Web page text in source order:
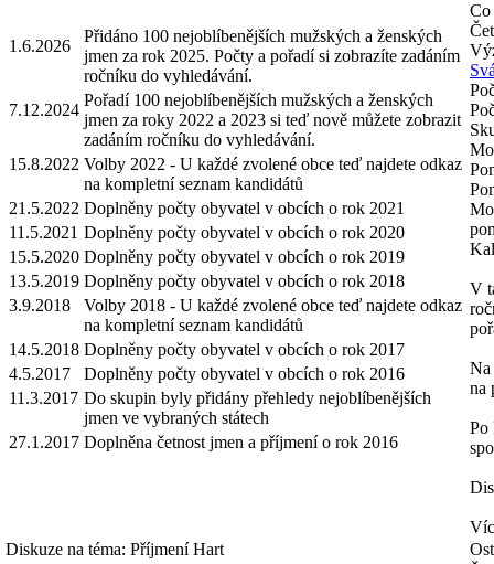
1.6.2026
Přidáno 100 nejoblíbenějších mužských a ženských
jmen za rok 2025. Počty a pořadí si zobrazíte zadáním
ročníku do vyhledávání.
7.12.2024
Pořadí 100 nejoblíbenějších mužských a ženských
jmen za roky 2022 a 2023 si teď nově můžete zobrazit
zadáním ročníku do vyhledávání.
15.8.2022 Volby 2022 - U každé zvolené obce teď najdete odkaz
na kompletní seznam kandidátů
21.5.2022 Doplněny počty obyvatel v obcích o rok 2021
11.5.2021 Doplněny počty obyvatel v obcích o rok 2020
15.5.2020 Doplněny počty obyvatel v obcích o rok 2019
13.5.2019 Doplněny počty obyvatel v obcích o rok 2018
3.9.2018
Volby 2018 - U každé zvolené obce teď najdete odkaz
na kompletní seznam kandidátů
14.5.2018 Doplněny počty obyvatel v obcích o rok 2017
4.5.2017
Doplněny počty obyvatel v obcích o rok 2016
11.3.2017 Do skupin byly přidány přehledy nejoblíbenějších
jmen ve vybraných státech
27.1.2017 Doplněna četnost jmen a příjmení o rok 2016
Co
V
Na
na
Po
Diskuze na téma: Příjmení Hart